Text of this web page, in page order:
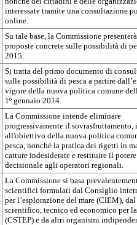
interessate tramite una consultazione
online.
Su tale base, la Commissione
proposte concrete sulle possibilità di
2015.
Si tratta del primo documento di
sulle possibilità di pesca a partire
vigore della nuova politica comune
1º gennaio 2014.
La Commissione intende eliminare
progressivamente il sovrasfruttamento,
all'obiettivo della nuova politica
pesca, nonché la pratica dei rigetti in
catture indesiderate e restituire il potere
decisionale agli operatori regionali.
La Commissione si basa
scientifici formulati dal Consiglio
per l’esplorazione del mare (CIEM),
scientifico, tecnico ed economico per la
(CSTEP) e da altri organismi